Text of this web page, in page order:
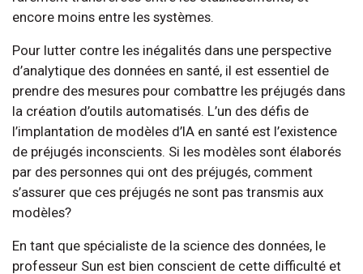
encore moins entre les systèmes.
Pour lutter contre les inégalités dans une perspective
d’analytique des données en santé, il est essentiel de
prendre des mesures pour combattre les préjugés dans
la création d’outils automatisés. L’un des défis de
l’implantation de modèles d’IA en santé est l’existence
de préjugés inconscients. Si les modèles sont élaborés
par des personnes qui ont des préjugés, comment
s’assurer que ces préjugés ne sont pas transmis aux
modèles?
En tant que spécialiste de la science des données, le
professeur Sun est bien conscient de cette difficulté et